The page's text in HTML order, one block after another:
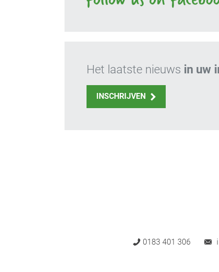
Het laatste nieuws in uw
INSCHRIJVEN
0183 401 306